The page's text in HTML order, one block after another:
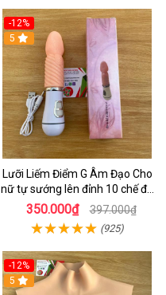
-12%
5
Lưỡi Liếm Điểm G Âm Đạo Cho
nữ tự sướng lên đỉnh 10 chế độ
rung giá tốt
350.000₫ 397.000₫
(925)
-12%
5